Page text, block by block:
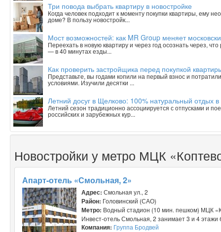
Три повода выбрать квартиру в новостройке
Когда человек подходит к моменту покупки квартиры, ему
доме? В пользу новостройк...
Мост возможностей: как MR Group меняет
Переехать в новую квартиру и через год осознать через,
— в 40 минутах езды...
Как проверить застройщика перед покупкой
Представьте, вы годами копили на первый взнос и
условиями. Изучили десятки ...
Летний досуг в Щелково: 100% натуральный отдых в
Летний сезон традиционно ассоциируется с отпусками и
российских и зарубежных кур...
Новостройки у метро МЦК
Апарт-отель «Смольная, 2»
Адрес: Смольная ул., 2
Район: Головинский (САО)
Метро: Водный стадион (10 мин. пешком) МЦК
Инвест-отель Смольная, 2 занимает 3 и 4
Компания: Группа Бродвей